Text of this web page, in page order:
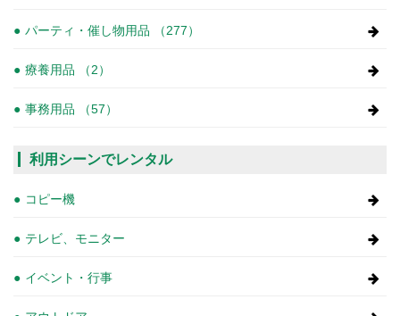
パーティ・催し物用品 （277）
療養用品 （2）
事務用品 （57）
利用シーンでレンタル
コピー機
テレビ、モニター
イベント・行事